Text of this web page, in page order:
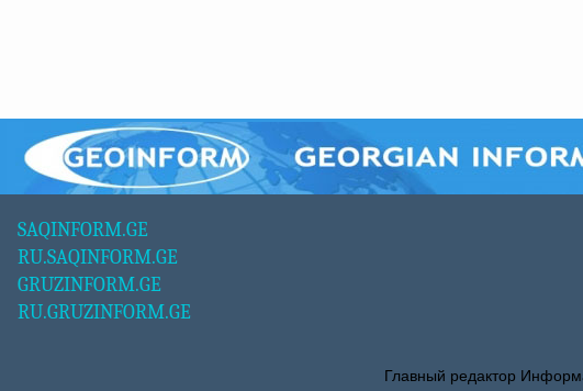
SAQINFORM.GE
RU.SAQINFORM.GE
GRUZINFORM.GE
RU.GRUZINFORM.GE
Главный редактор